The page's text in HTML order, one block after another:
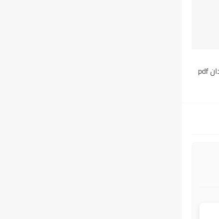
اوراق عمل جغرافيا ثاني ثانوي السودان pdf